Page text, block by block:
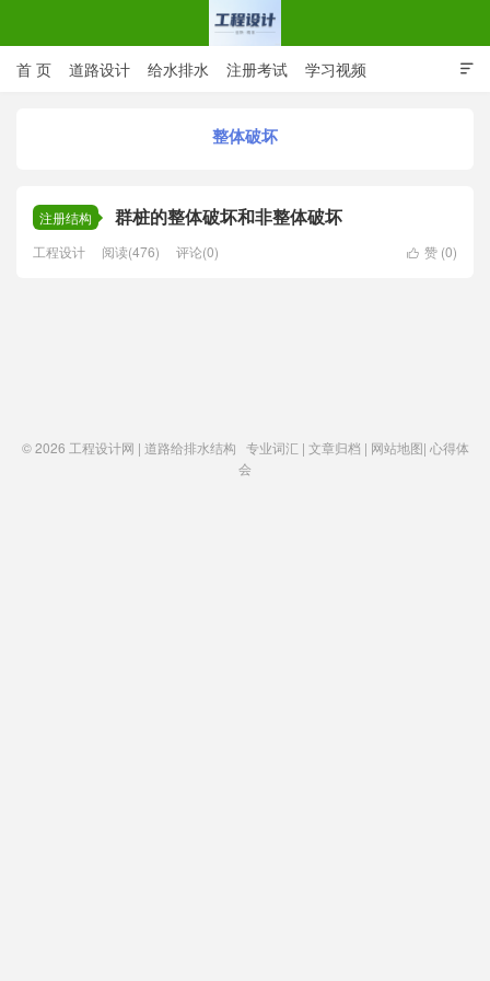

首 页 道路设计 给水排水 注册考试 学习视频
整体破坏
注册结构 群桩的整体破坏和非整体破坏
 赞 (0)
工程设计 阅读(476) 评论(0)
© 2026 工程设计网 | 道路给排水结构 专业词汇 | 文章归档 | 网站地图| 心得体
会